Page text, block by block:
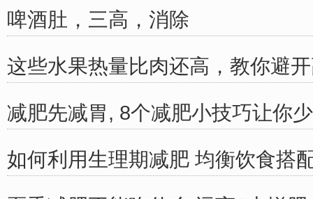
啤酒肚，三高，消除
这些水果热量比肉还高，教你避
减肥先减胃, 8个减肥小技巧让你
如何利用生理期减肥 均衡饮食搭